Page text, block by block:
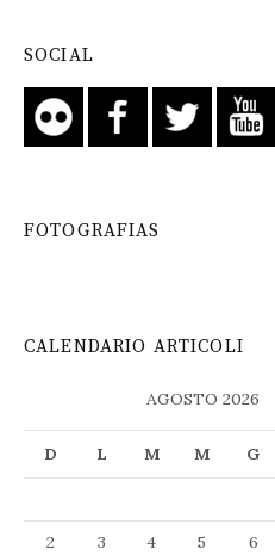
SOCIAL
FOTOGRAFIAS
CALENDARIO ARTICOLI
AGOSTO 2026
D L M M G
2
3 4 5 6